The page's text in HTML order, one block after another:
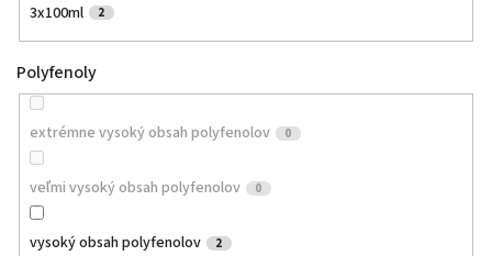
3x100ml 2
Polyfenoly
extrémne vysoký obsah polyfenolov 0
veľmi vysoký obsah polyfenolov 0
vysoký obsah polyfenolov 2